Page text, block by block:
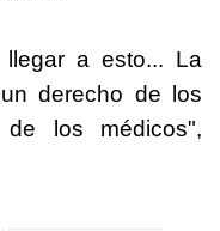
llegar a esto... La
derecho de los
de los médicos",